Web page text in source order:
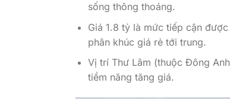
sống thông thoáng.
Giá 1.8 tỷ là mức tiếp cận
phân khúc giá rẻ tới trung.
Vị trí Thư Lâm (thuộc Đông
tiềm năng tăng giá.